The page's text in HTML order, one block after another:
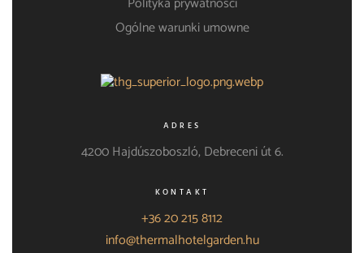
Ogólne warunki umowne
ADRES
4200 Hajdúszoboszló, Debreceni út 6.
KONTAKT
+36 20 215 8112
info@thermalhotelgarden.hu